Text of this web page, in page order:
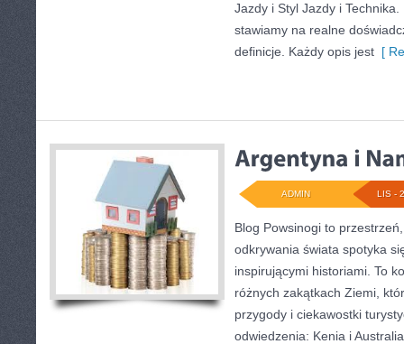
Jazdy i Styl Jazdy i
stawiamy na realne
definicje. Każdy opis jest [
LIS -
ADMIN
Blog Powsinogi to
odkrywania świata spotyka
inspirującymi historiami. To
różnych zakątkach Ziemi,
przygody i ciekawostki
odwiedzenia: Kenia i